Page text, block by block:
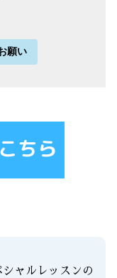
願い
ャルレッスンの